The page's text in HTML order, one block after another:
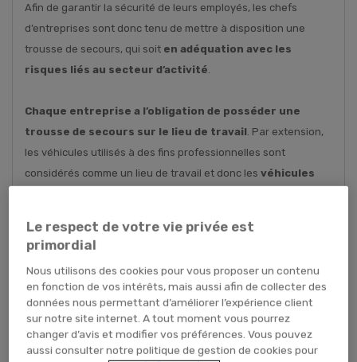
Afin de garantir la sécurité de leurs employés, les chefs
d’entreprises sont donc tenu de mettre à disposition une
trousse de secours, qui soit en adéquation avec les
risques liés au secteur d’activité
Chaque entreprise a l’obligation de posséder une
trousse de secours sur le lieu de travail . Par extension,
les véhicules utilisés à des fins professionnelles sont
considérés comme un lieu de travail et donc les véhicules
code du travail.
Un kit de secoursdoit être vérifié et mis à jour
régulièrement
. Cela permet de détecter et remplacer les
produits dont la date de péremption approche, mais
également de compléter avec les produits qui viennent à
Le respect de votre vie privée est
primordial
Nous utilisons des cookies pour vous proposer un contenu
en fonction de vos intérêts, mais aussi afin de collecter des
données nous permettant d’améliorer l’expérience client
sur notre site internet. A tout moment vous pourrez
changer d’avis et modifier vos préférences. Vous pouvez
aussi consulter notre politique de gestion de cookies pour